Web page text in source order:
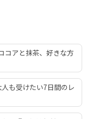
コアと抹茶、好きな方
も受けたい7日間のレ